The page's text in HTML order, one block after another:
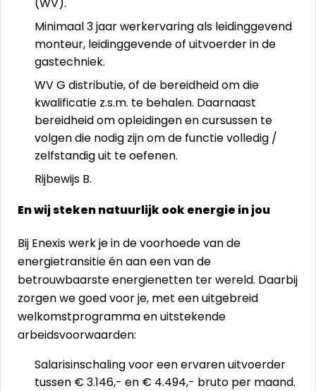
Minimaal 3 jaar werkervaring als leidinggevend
monteur, leidinggevende of uitvoerder in de
gastechniek.
WV G distributie, of de bereidheid om die
kwalificatie z.s.m. te behalen. Daarnaast
bereidheid om opleidingen en cursussen te
volgen die nodig zijn om de functie volledig /
zelfstandig uit te oefenen.
Rijbewijs B.
En wij steken natuurlijk ook energie in jou
Bij Enexis werk je in de voorhoede van de
energietransitie én aan een van de
betrouwbaarste energienetten ter wereld. Daarbij
zorgen we goed voor je, met een uitgebreid
welkomstprogramma en uitstekende
arbeidsvoorwaarden:
Salarisinschaling voor een ervaren uitvoerder
tussen € 3.146,- en € 4.494,- bruto per maand.